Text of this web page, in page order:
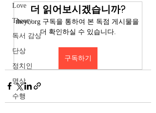
Love
Theory
독서 감상
단상
정치인
명상
수행
더 읽어보시겠습니까?
theyi.org 구독을 통하여 본 독점 게시물을
더 확인하실 수 있습니다.
구독하기